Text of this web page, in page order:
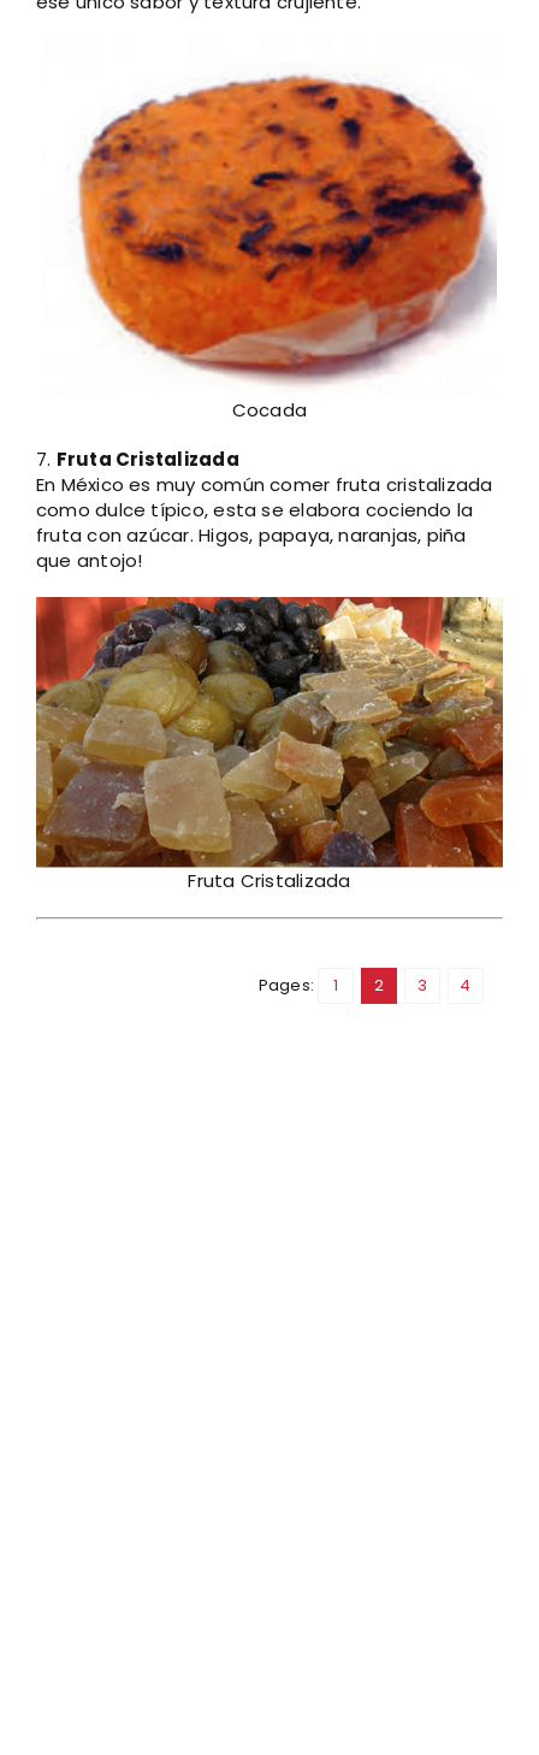
Cocada
7. Fruta Cristalizada
En México es muy común comer fruta cristalizada
como dulce típico, esta se elabora cociendo la
fruta con azúcar. Higos, papaya, naranjas, piña
que antojo!
Fruta Cristalizada
Pages: 1 2 3 4